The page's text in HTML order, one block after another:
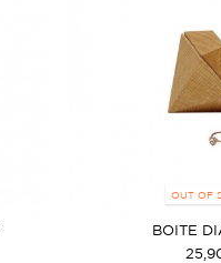
OUT OF
BOITE